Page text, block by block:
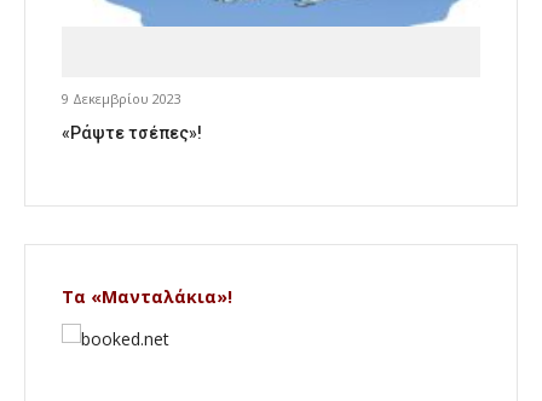
9 Δεκεμβρίου 2023
«Ράψτε τσέπες»!
Τα «Μανταλάκια»!